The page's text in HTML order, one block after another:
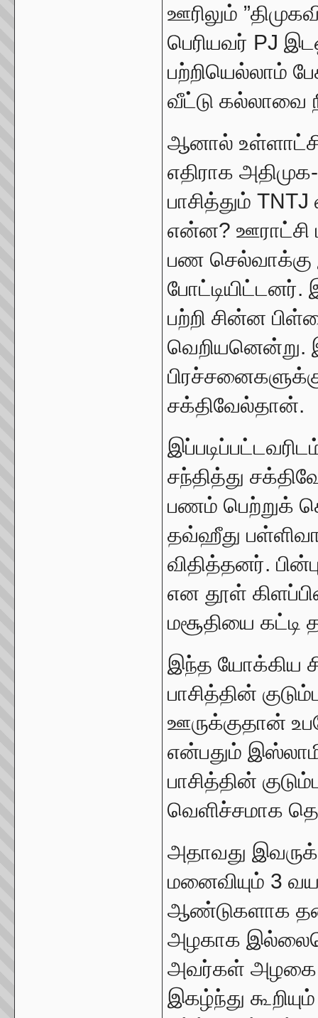
ஊரிலும்
பெரியவர் PJ
பற்றியெல்லாம்
வீட்டு கல்லாவை
ஆனால்
எதிராக
பாசித்தும்
என்ன? ஊராட்சி
பண செல்வாக்கு
பற்றி சின்ன
வெறியனென்று.
சக்திவேல்தான்.
சந்தித்து
பணம் பெற்றுக்
தவ்ஹீது
விதித்தனர்.
என தூள்
மசூதியை கட்டி
இந்த யோக்கிய
பாசித்தின்
ஊருக்குதான்
என்பதும்
பாசித்தின்
வெளிச்சமாக
அதாவது
மனைவியும் 3
ஆண்டுகளாக
அழகாக
அவர்கள் அழகை
இகழ்ந்து